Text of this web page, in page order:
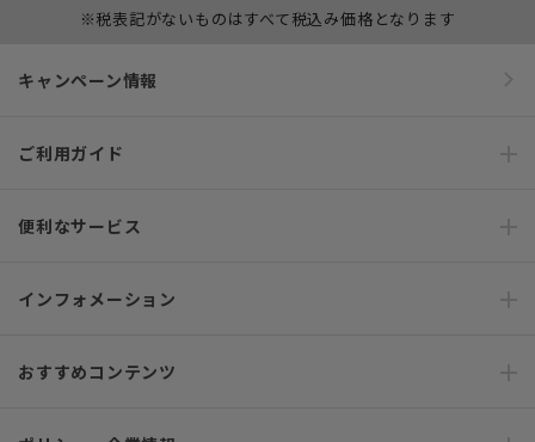
※税表記がないものはすべて税込み価格となります
キャンペーン情報
ご利用ガイド
便利なサービス
インフォメーション
おすすめコンテンツ